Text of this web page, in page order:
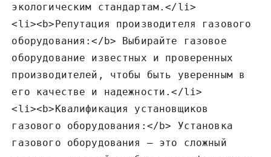
экологическим стандартам.</li>
<li><b>Репутация производителя газового
оборудования:</b> Выбирайте газовое
оборудование известных и проверенных
производителей‚ чтобы быть уверенным в
его качестве и надежности.</li>
<li><b>Квалификация установщиков
газового оборудования:</b> Установка
газового оборудования – это сложный